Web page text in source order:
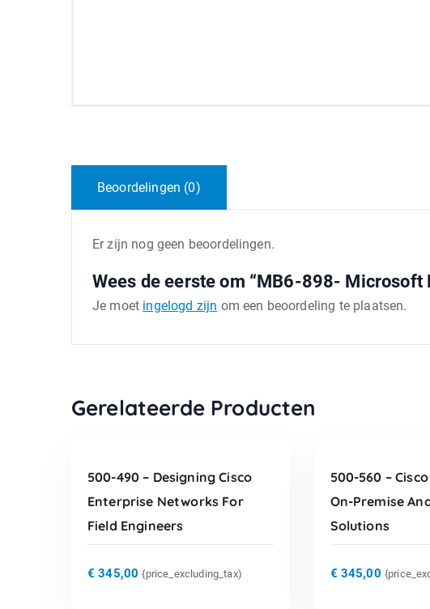
Beoordelingen (0)
Er zijn nog geen beoordelingen.
Wees de eerste om “MB6-898-
Je moet ingelogd zijn om een beoordeling te plaatsen.
Gerelateerde Producten
TOEVOEGEN AAN
500-490 – Designing Cisco
Enterprise Networks For
Field Engineers
€ 345,00 {price_excluding_tax)
500-560 –
On-Premise
Solutions
€ 345,00